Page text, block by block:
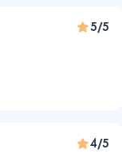
5/5
4/5